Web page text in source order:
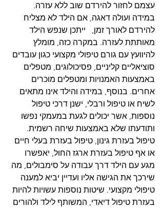
עצמם לחזור להירדם שוב ללא עזרה.
במידה ועולה דאגה, אם הילד לא מצליח
להירדם לאורך זמן,   ייתכן שנפש הילד
מאותתת לעזרה. במקרה כזה, מומלץ
להיוועץ עם גורם טיפולי מקצועי כגון עובדים
סוציאליים קליניים, פסיכולוגים, מטפלים
באמצעות האמנויות ומטפלים מוכרים
אחרים. בנוסף, במידה והילד אינו מתאים
לשיח או טיפול ורבלי, ישנן דרכי טיפול
נוספות, אשר יכולים לגעת במעמקי נפשו
ותודעתו שלא באמצעות שיחה רשמית.
טיפול בעזרת גינון, טיפול בעזרת בעלי חיים
או אף טיפול בעזרת ארגז החול, יאפשרו
מגע עם הילד דרך עבודה על סימבולים, מה
שירכך את הגישה אליו ועדיין יביא למענה
טיפולי מקצועי. שיטות נוספות עשויות להיות
בעזרת טיפול דיאדי, המשותף לילד ולהורים